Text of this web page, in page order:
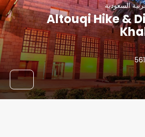
السعودية
Altouqi Hike &